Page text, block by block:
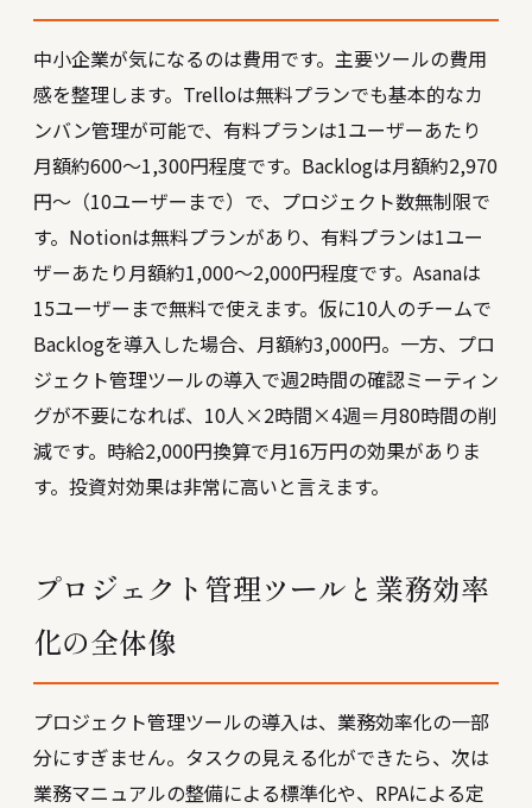
中小企業が気になるのは費用です。主要ツールの費用
感を整理します。Trelloは無料プランでも基本的なカ
ンバン管理が可能で、有料プランは1ユーザーあたり
月額約600〜1,300円程度です。Backlogは月額約2,970
円〜（10ユーザーまで）で、プロジェクト数無制限で
す。Notionは無料プランがあり、有料プランは1ユー
ザーあたり月額約1,000〜2,000円程度です。Asanaは
15ユーザーまで無料で使えます。仮に10人のチームで
Backlogを導入した場合、月額約3,000円。一方、プロ
ジェクト管理ツールの導入で週2時間の確認ミーティン
グが不要になれば、10人×2時間×4週＝月80時間の削
減です。時給2,000円換算で月16万円の効果がありま
す。投資対効果は非常に高いと言えます。
プロジェクト管理ツールと業務効率
化の全体像
プロジェクト管理ツールの導入は、業務効率化の一部
分にすぎません。タスクの見える化ができたら、次は
業務マニュアルの整備による標準化や、RPAによる定